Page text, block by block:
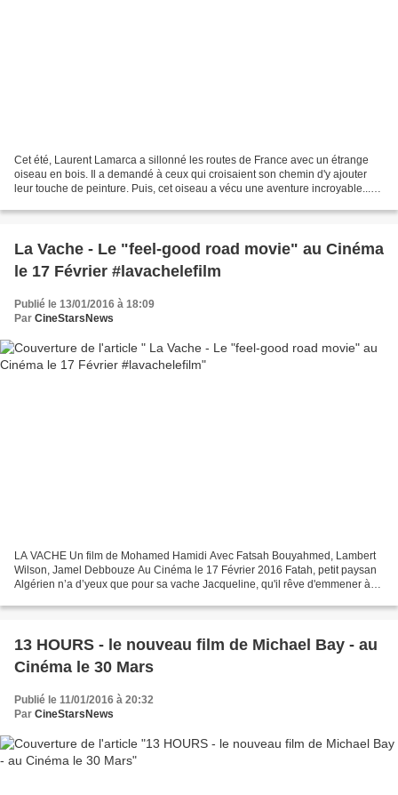
Cet été, Laurent Lamarca a sillonné les routes de France avec un étrange
oiseau en bois. Il a demandé à ceux qui croisaient son chemin d'y ajouter
leur touche de peinture. Puis, cet oiseau a vécu une aventure incroyable...
La Vache - Le "feel-good road movie" au Cinéma
le 17 Février #lavachelefilm
Publié le 13/01/2016 à 18:09
Par CineStarsNews
LA VACHE Un film de Mohamed Hamidi Avec Fatsah Bouyahmed, Lambert
Wilson, Jamel Debbouze Au Cinéma le 17 Février 2016 Fatah, petit paysan
Algérien n’a d’yeux que pour sa vache Jacqueline, qu'il rêve d'emmener à
13 HOURS - le nouveau film de Michael Bay - au
Cinéma le 30 Mars​
Publié le 11/01/2016 à 20:32
Par CineStarsNews